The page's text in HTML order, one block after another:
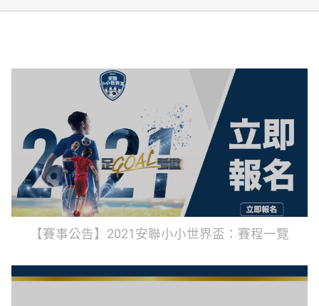
【賽事公告】2021安聯小小世界盃：賽程一覽